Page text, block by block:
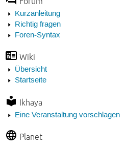
Kurzanleitung
Richtig fragen
Foren-Syntax
Wiki
Übersicht
Startseite
Ikhaya
Eine Veranstaltung vorschlagen
Planet